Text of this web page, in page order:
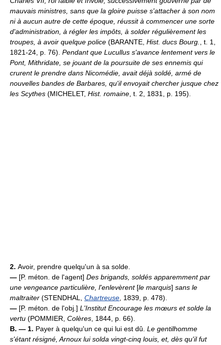
mauvais ministres, sans que la gloire puisse s'attacher à son nom
ni à aucun autre de cette époque, réussit à commencer une sorte
d'administration, à régler les impôts, à solder régulièrement les
troupes, à avoir quelque police (BARANTE, Hist. ducs Bourg., t. 1,
1821-24, p. 76). Pendant que Lucullus s'avance lentement vers le
Pont, Mithridate, se jouant de la poursuite de ses ennemis qui
crurent le prendre dans Nicomédie, avait déjà soldé, armé de
nouvelles bandes de Barbares, qu'il envoyait chercher jusque chez
les Scythes (MICHELET, Hist. romaine, t. 2, 1831, p. 195).
2. Avoir, prendre quelqu'un à sa solde.
— [P. méton. de l'agent] Des brigands, soldés apparemment par
une vengeance particulière, l'enlevèrent[le marquis] sans le
maltraiter (STENDHAL, Chartreuse, 1839, p. 478).
— [P. méton. de l'obj.] L'Institut Encourage les mœurs et solde la
vertu (POMMIER, Colères, 1844, p. 66).
B. — 1. Payer à quelqu'un ce qui lui est dû. Le gentilhomme
s'étant résigné, Arnoux lui solda vingt-cinq louis, et, dès qu'il fut